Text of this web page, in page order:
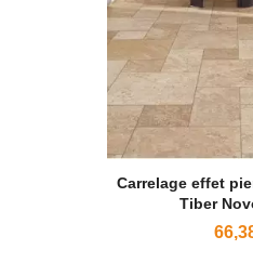
Carrelage effet
Tiber